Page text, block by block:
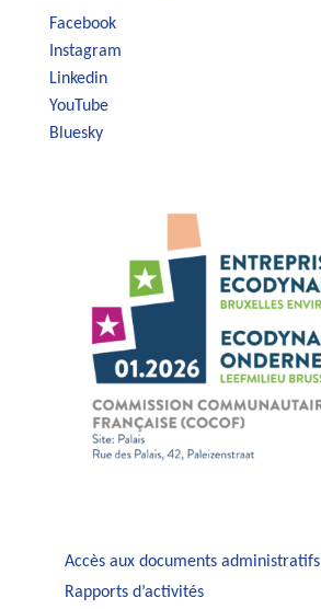
Facebook
Instagram
Linkedin
YouTube
Bluesky
Accès aux documents administratifs
Rapports d’activités